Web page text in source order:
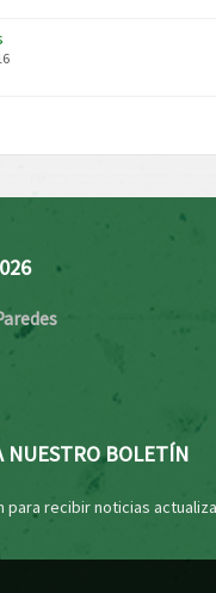
NUESTRO BOLETÍN
para recibir noticias